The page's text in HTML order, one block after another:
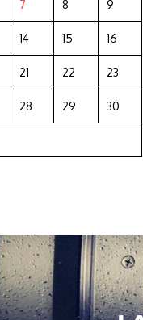
7 8 9
14 15 16
21 22 23
28 29 30